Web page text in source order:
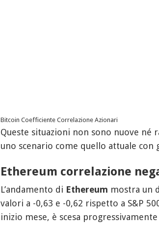
Bitcoin Coefficiente Correlazione Azionari
Queste situazioni non sono nuove
uno scenario come quello attuale con
Ethereum correlazione
L’andamento di Ethereum mostra un
valori a -0,63 e -0,62 rispetto a S&P
inizio mese, è scesa